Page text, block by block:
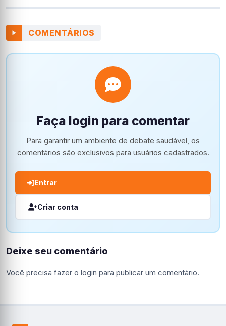
COMENTÁRIOS
Faça login para comentar
Para garantir um ambiente de debate saudável, os
comentários são exclusivos para usuários cadastrados.
Entrar
Criar conta
Deixe seu comentário
Você precisa fazer o login para publicar um comentário.